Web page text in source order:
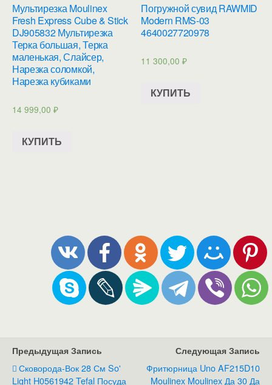
Мультирезка Moulinex
Fresh Express Cube & Stick
DJ905832 Мультирезка
Терка большая, Терка
маленькая, Слайсер,
Нарезка соломкой,
Нарезка кубиками
14 999,00 ₽
КУПИТЬ
Погружной сувид RAWMID
Modern RMS-03
4640027720978
11 300,00₽
КУПИТЬ
Предыдущая Запись
Сковорода-Вок 28 См So'
Light H0561942 Tefal Посуда
Следующая Запись
Фритюрница Uno AF215D10
Moulinex Moulinex Да 30 Да